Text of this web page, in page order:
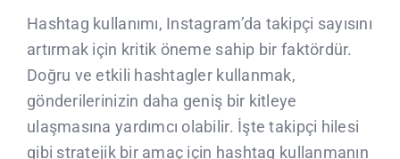
Hashtag kullanımı, Instagram’da takipçi sayısını
artırmak için kritik öneme sahip bir faktördür.
Doğru ve etkili hashtagler kullanmak,
gönderilerinizin daha geniş bir kitleye
ulaşmasına yardımcı olabilir. İşte takipçi hilesi
gibi stratejik bir amaç için hashtag kullanmanın